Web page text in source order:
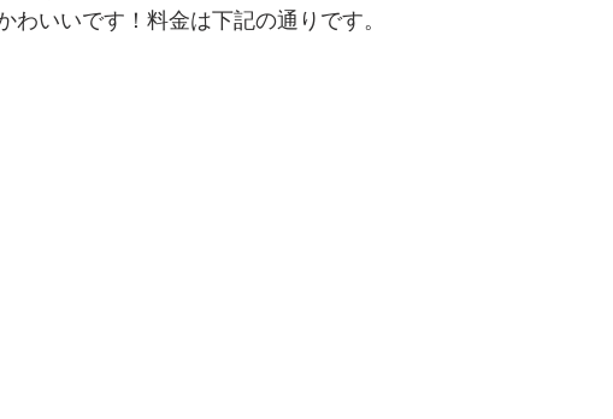
わいいです！料金は下記の通りです。